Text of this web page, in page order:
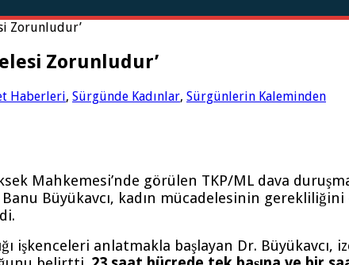
Zorunludur’
Zorunludur’
Haberleri, Sürgünde Kadınlar, Sürgünlerin Kaleminden
Mahkemesi’nde görülen TKP/ML dava
Büyükavcı, kadın mücadelesinin
işkenceleri anlatmakla başlayan Dr.